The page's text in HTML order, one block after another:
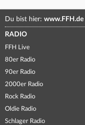
Du bist hier: www.FFH.de
RADIO
FFH Live
80er Radio
90er Radio
2000er Radio
Rock Radio
Oldie Radio
Schlager Radio